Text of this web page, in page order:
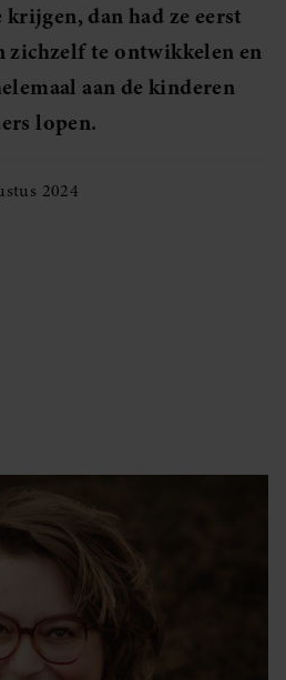
dan had ze eerst
zichzelf te ontwikkelen en
aan de kinderen
lopen.
2024